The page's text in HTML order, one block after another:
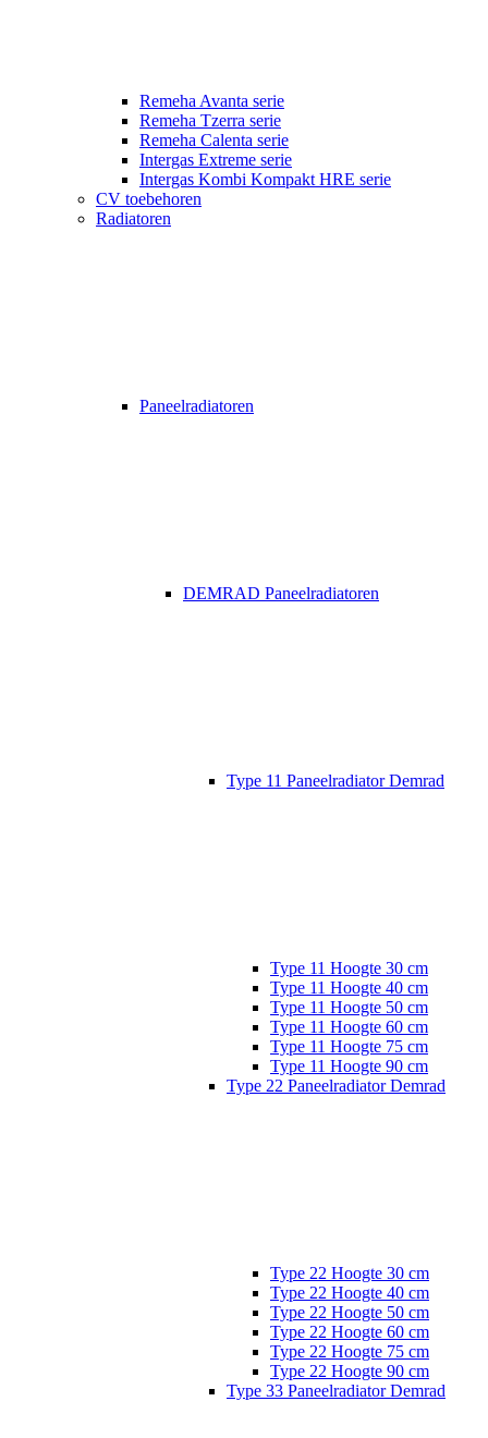
Remeha Avanta serie
Remeha Tzerra serie
Remeha Calenta serie
Intergas Extreme serie
Intergas Kombi Kompakt HRE serie
CV toebehoren
Radiatoren
Paneelradiatoren
DEMRAD Paneelradiatoren
Type 11 Paneelradiator Demrad
Type 11 Hoogte 30 cm
Type 11 Hoogte 40 cm
Type 11 Hoogte 50 cm
Type 11 Hoogte 60 cm
Type 11 Hoogte 75 cm
Type 11 Hoogte 90 cm
Type 22 Paneelradiator Demrad
Type 22 Hoogte 30 cm
Type 22 Hoogte 40 cm
Type 22 Hoogte 50 cm
Type 22 Hoogte 60 cm
Type 22 Hoogte 75 cm
Type 22 Hoogte 90 cm
Type 33 Paneelradiator Demrad